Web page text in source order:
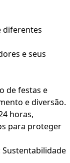
diferentes
e seus
de festas e
e diversão.
horas,
para proteger
Sustentabilidade